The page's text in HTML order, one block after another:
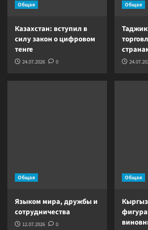
Общая
Казахстан: вступил в
силу закон о цифровом
тенге
24.07.2026 0
Общая
Общая
Языком мира, дружбы и
сотрудничества
12.07.2026 0
Общая